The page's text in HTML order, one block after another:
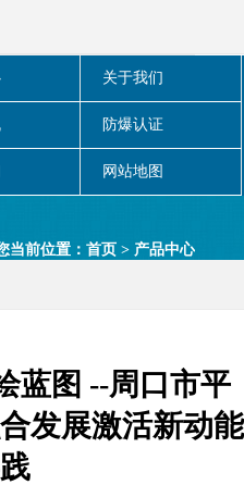
关于我们
防爆认证
网站地图
当前位置：首页 > 产品中心
蓝图 --周口市平
发展激活新动能